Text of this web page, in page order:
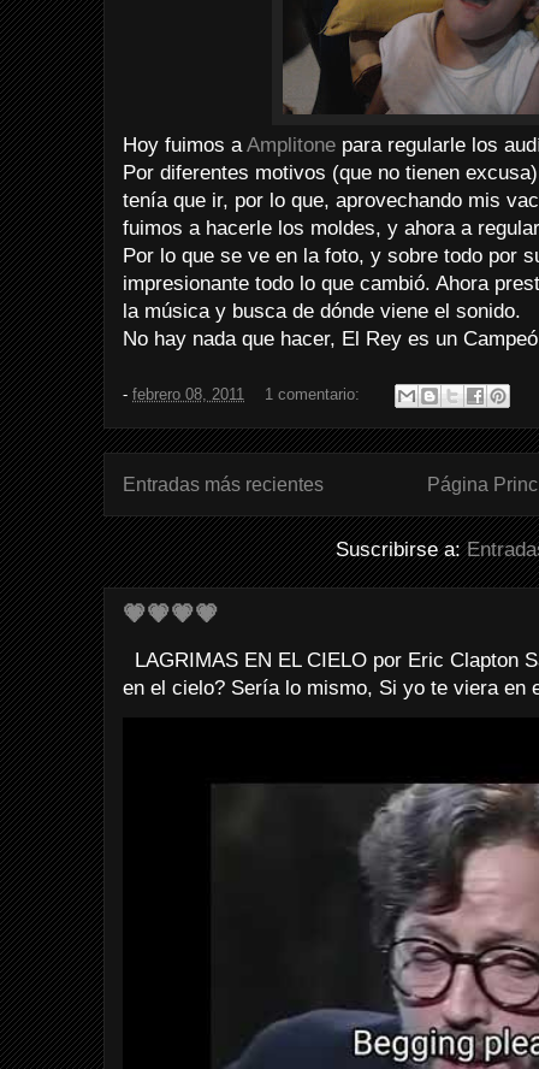
Hoy fuimos aAmplitone para regularle los
Por diferentes motivos (que no tienen
tenía que ir, por lo que, aprovechando mis
fuimos a hacerle los moldes, y ahora a
Por lo que se ve en la foto, y sobre todo por
impresionante todo lo que cambió. Ahora
la música y busca de dónde viene el sonido.
No hay nada que hacer, El Rey es un
- febrero 08, 2011 1 comentario:
Entradas más recientes Página
Suscribirse a:
💗💗💗💗
LAGRIMAS EN EL CIELO por Eric Clapton
en el cielo? Sería lo mismo, Si yo te viera en